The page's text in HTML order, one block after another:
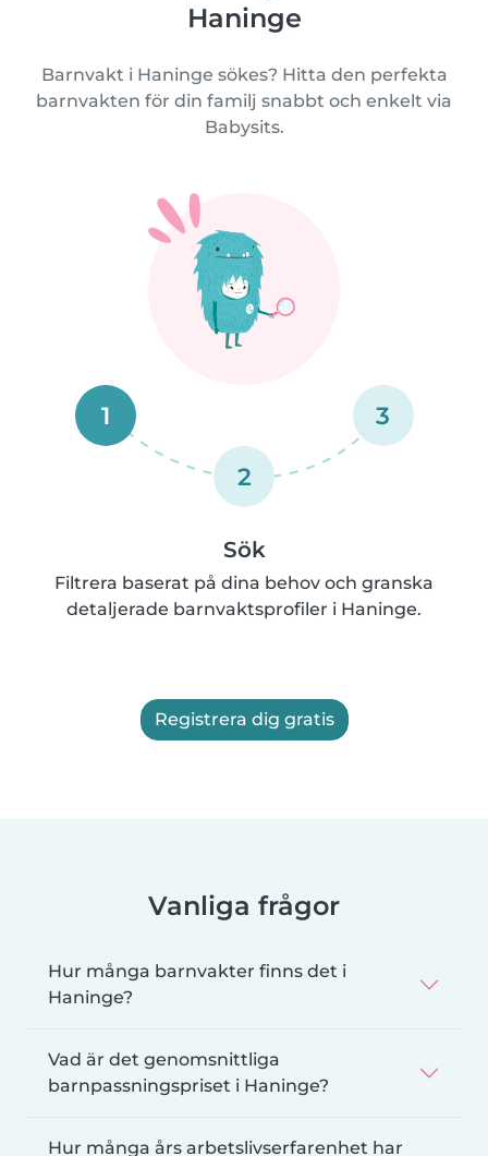
Haninge
Barnvakt i Haninge sökes? Hitta den perfekta
barnvakten för din familj snabbt och enkelt via
Babysits.
1
2
3
Sök
Filtrera baserat på dina behov och granska
detaljerade barnvaktsprofiler i Haninge.
Registrera dig gratis
Vanliga frågor
Hur många barnvakter finns det i
Haninge?
Vad är det genomsnittliga
barnpassningspriset i Haninge?
Hur många års arbetslivserfarenhet har